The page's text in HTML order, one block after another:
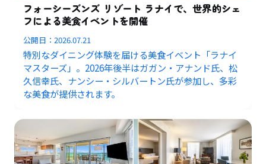
フォーシーズンズ リゾート ラナイで、世界的シェ
フによる美食イベントを開催
公開日：2026.07.21
特別なダイニング体験を届ける美食イベント「ラナイ
マスターズ」。2026年後半はガガン・アナンド氏、松
久信幸氏、ナンシー・シルバートン氏が参加し、多彩
な美食が提供されます。